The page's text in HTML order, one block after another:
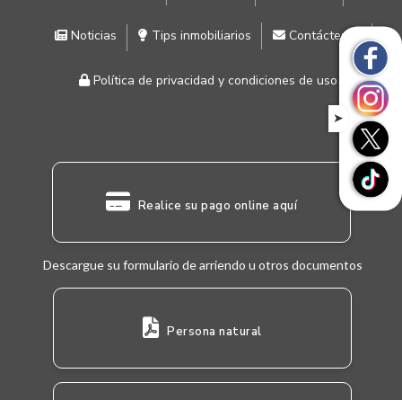
Noticias Tips inmobiliarios Contáctenos
Política de privacidad y condiciones de uso
Realice su pago online aquí
Descargue su formulario de arriendo u otros documentos
Persona natural
➤